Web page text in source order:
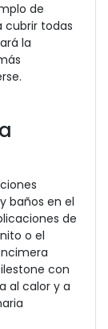
de
cubrir todas
la
baños en el
de
o el
con
al calor y a